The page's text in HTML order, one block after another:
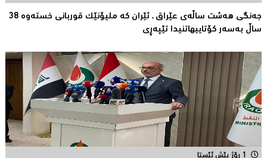
جەنگی هەشت ساڵەی عێراق ـ ئێران کە ملیۆنێک قوربانى خستەوە 38
ساڵ بەسەر كۆتاییهاتنیدا تێپەڕى